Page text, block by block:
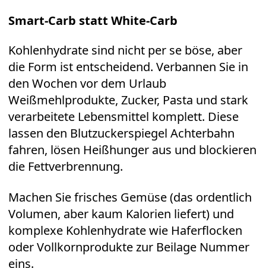
Smart-Carb statt White-Carb
Kohlenhydrate sind nicht per se böse, aber
die Form ist entscheidend. Verbannen Sie in
den Wochen vor dem Urlaub
Weißmehlprodukte, Zucker, Pasta und stark
verarbeitete Lebensmittel komplett. Diese
lassen den Blutzuckerspiegel Achterbahn
fahren, lösen Heißhunger aus und blockieren
die Fettverbrennung.
Machen Sie frisches Gemüse (das ordentlich
Volumen, aber kaum Kalorien liefert) und
komplexe Kohlenhydrate wie Haferflocken
oder Vollkornprodukte zur Beilage Nummer
eins.